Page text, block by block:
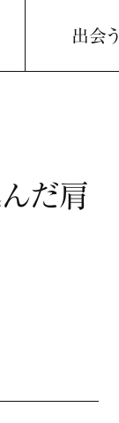
出会う
だ肩